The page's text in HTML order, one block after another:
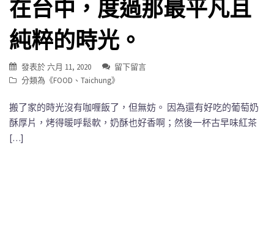
在台中，度過那最平凡且
純粹的時光。
發表於六月 11, 2020
留下留言
分類為《FOOD 、 Taichung》
搬了家的時光沒有咖喱飯了，但無妨。 因為還有好吃的葡萄奶
酥厚片，烤得暖呼鬆軟，奶酥也好香啊；然後一杯古早味紅茶
[…]